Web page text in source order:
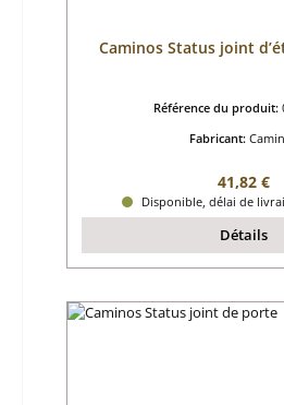
Caminos Status joint
Référence du produit:
Fabricant:
Prix
41,82 €
Disponible, délai de
Détails